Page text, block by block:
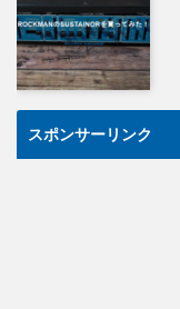
スポンサーリンク